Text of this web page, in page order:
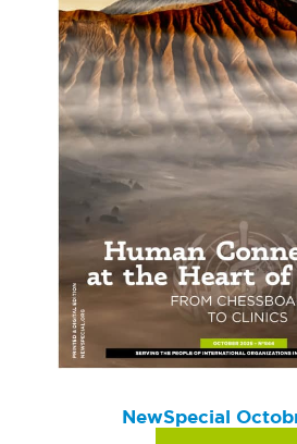
NewSpecial